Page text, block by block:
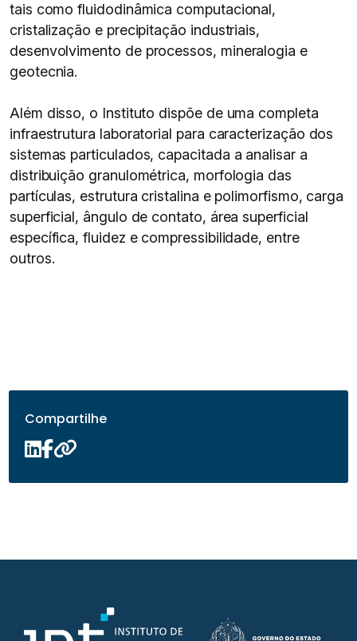
tais como fluidodinâmica computacional,
cristalização e precipitação industriais,
desenvolvimento de processos, mineralogia e
geotecnia.
Além disso, o Instituto dispõe de uma completa
infraestrutura laboratorial para caracterização dos
sistemas particulados, capacitada a analisar a
distribuição granulométrica, morfologia das
partículas, estrutura cristalina e polimorfismo, carga
superficial, ângulo de contato, área superficial
específica, fluidez e compressibilidade, entre
outros.
Compartilhe